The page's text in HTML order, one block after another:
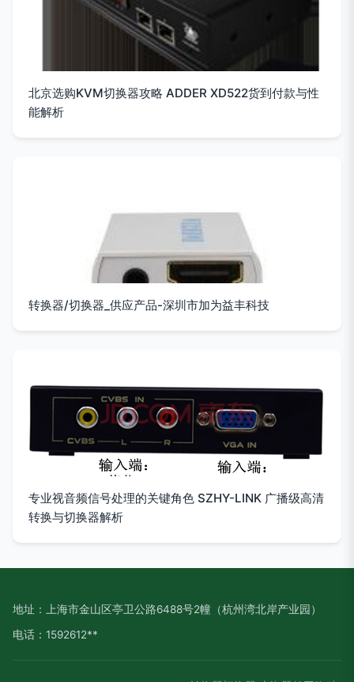
北京选购KVM切换器攻略 ADDER XD522货到付款与性
能解析
转换器/切换器_供应产品-深圳市加为益丰科技
专业视音频信号处理的关键角色 SZHY-LINK 广播级高清
转换与切换器解析
地址：上海市金山区亭卫公路6488号2幢（杭州湾北岸产业园）
电话：1592612**